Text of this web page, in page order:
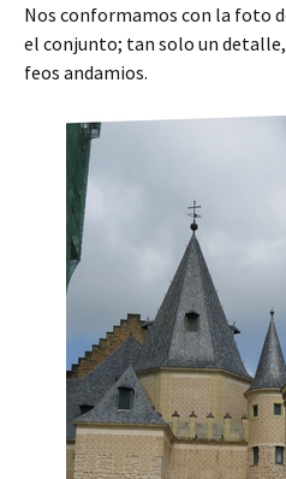
Nos conformamos con la foto
el conjunto; tan solo un detalle,
feos andamios.